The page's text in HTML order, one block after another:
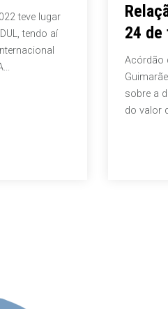
lugar
aí
Relação
24 de
Acórdão do
Guimarães
sobre a
do valor da